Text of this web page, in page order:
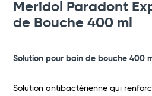
Meridol Paradont
de Bouche 400 ml
Solution pour bain de bouche 400
Solution antibactérienne qui